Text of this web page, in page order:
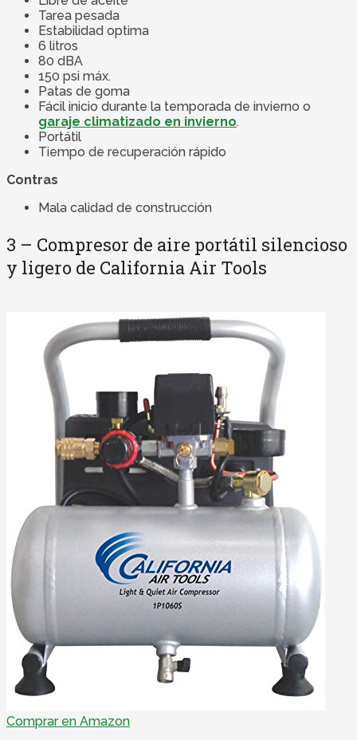
Tarea pesada
Estabilidad optima
6 litros
80 dBA
150 psi máx.
Patas de goma
Fácil inicio durante la temporada de invierno o
garaje climatizado en invierno.
Portátil
Tiempo de recuperación rápido
Contras
Mala calidad de construcción
3 – Compresor de aire portátil silencioso
y ligero de California Air Tools
Comprar en Amazon